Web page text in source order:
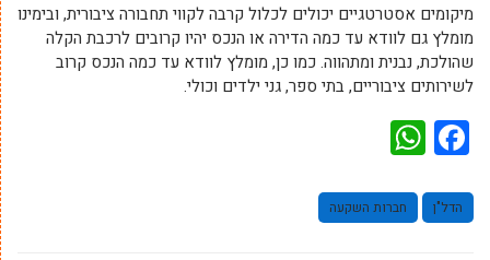
מיקומים אסטרטגיים יכולים לכלול קרבה לקווי תחבורה ציבורית, ובימינו
מומלץ גם לוודא עד כמה הדירה או הנכס יהיו קרובים לרכבת הקלה
שהולכת, נבנית ומתהווה. כמו כן, מומלץ לוודא עד כמה הנכס קרוב
לשירותים ציבוריים, בתי ספר, גני ילדים וכולי.
Facebook
הדל"ן חברות השקעה